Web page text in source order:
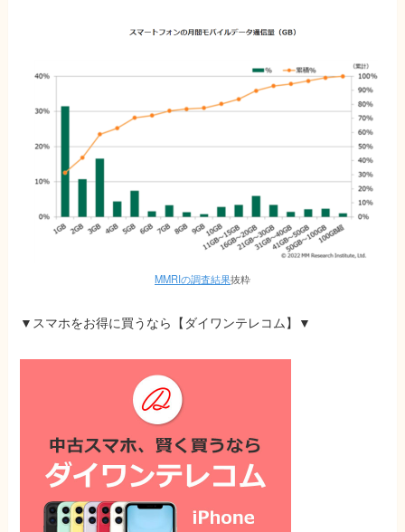
MMRIの調査結果抜粋
▼スマホをお得に買うなら 【ダイワンテレコム】 ▼